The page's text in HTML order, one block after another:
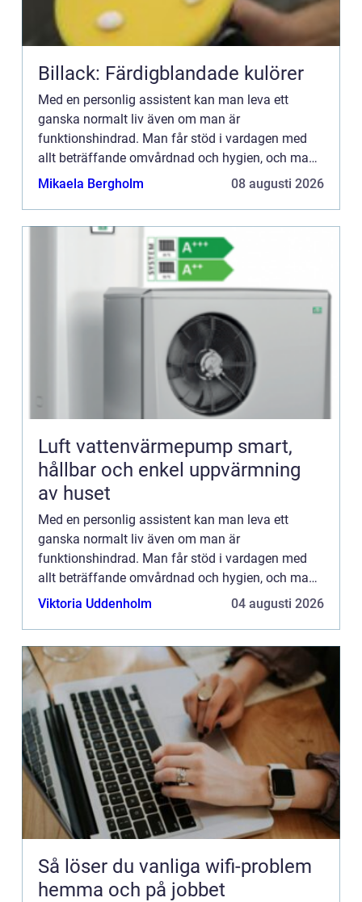
Billack: Färdigblandade kulörer
Med en personlig assistent kan man leva ett
ganska normalt liv även om man är
funktionshindrad. Man får stöd i vardagen med
allt beträffande omvårdnad och hygien, och man
får hjälp med de rutiner man inte kl...
Mikaela Bergholm 08 augusti 2026
Luft vattenvärmepump smart,
hållbar och enkel uppvärmning
av huset
Med en personlig assistent kan man leva ett
ganska normalt liv även om man är
funktionshindrad. Man får stöd i vardagen med
allt beträffande omvårdnad och hygien, och man
får hjälp med de rutiner man inte kl...
Viktoria Uddenholm 04 augusti 2026
Så löser du vanliga wifi-problem
hemma och på jobbet